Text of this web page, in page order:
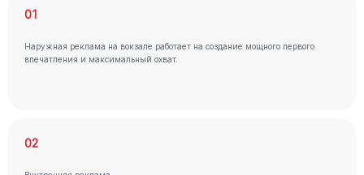
01
Наружная реклама на вокзале работает на создание мощного первого
впечатления и максимальный охват.
02